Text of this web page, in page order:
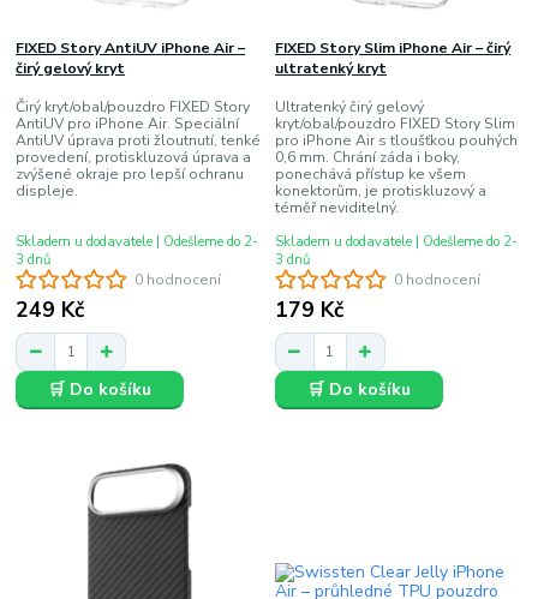
0 hodnocení
FIXED Story AntiUV iPhone Air –
čirý gelový kryt
Čirý kryt/obal/pouzdro FIXED Story
AntiUV pro iPhone Air. Speciální
AntiUV úprava proti žloutnutí, tenké
provedení, protiskluzová úprava a
zvýšené okraje pro lepší ochranu
displeje.
249 Kč
Skladem u dodavatele | Odešleme do 2-
3 dnů
🛒 Do košíku
0 hodnocení
FIXED Story Slim iPhone Air – čirý
ultratenký kryt
Ultratenký čirý gelový
kryt/obal/pouzdro FIXED Story Slim
pro iPhone Air s tloušťkou pouhých
0,6 mm. Chrání záda i boky,
ponechává přístup ke všem
konektorům, je protiskluzový a
téměř neviditelný.
179 Kč
Skladem u dodavatele | Odešleme do 2-
3 dnů
🛒 Do košíku